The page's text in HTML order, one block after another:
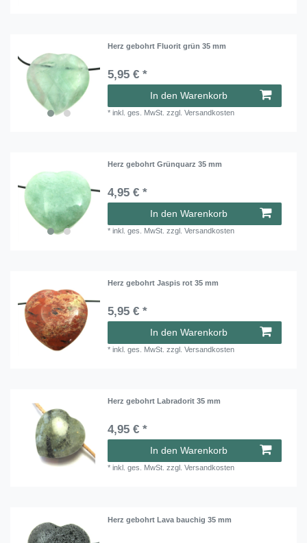
Herz gebohrt Fluorit grün 35 mm
5,95 € *
In den Warenkorb
*inkl. ges. MwSt. zzgl.Versandkosten
Herz gebohrt Grünquarz 35 mm
4,95 € *
In den Warenkorb
*inkl. ges. MwSt. zzgl.Versandkosten
Herz gebohrt Jaspis rot 35 mm
5,95 € *
In den Warenkorb
*inkl. ges. MwSt. zzgl.Versandkosten
Herz gebohrt Labradorit 35 mm
4,95 € *
In den Warenkorb
*inkl. ges. MwSt. zzgl.Versandkosten
Herz gebohrt Lava bauchig 35 mm